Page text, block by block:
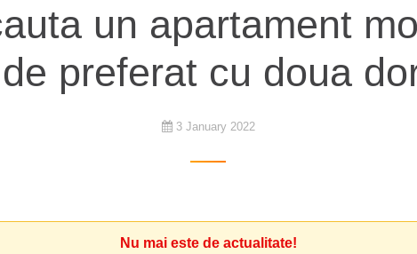
un apartament
preferat cu doua
3 January 2022
Nu mai este de actualitate!